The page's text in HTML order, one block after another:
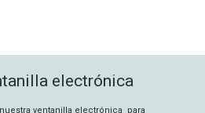
electrónica
ventanilla electrónica para